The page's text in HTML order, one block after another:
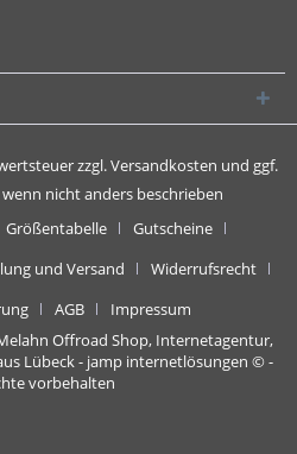
zzgl.Versandkosten und ggf.
nicht anders beschrieben
Größentabelle
Gutscheine
und Versand
Widerrufsrecht
AGB
Impressum
Offroad Shop, Internetagentur,
Lübeck - jamp internetlösungen © -
vorbehalten